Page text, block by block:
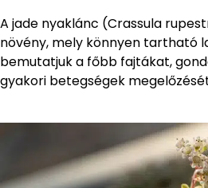
A jade nyaklánc (Crassula
növény, mely könnyen tartható
bemutatjuk a főbb fajtákat,
gyakori betegségek